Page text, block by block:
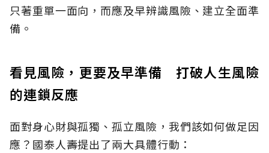
只著重單一面向，而應及早辨識風險、建立全面準
備。
看見風險，更要及早準備 打破人生風險
的連鎖反應
面對身心財與孤獨、孤立風險，我們該如何做足因
應？國泰人壽提出了兩大具體行動：